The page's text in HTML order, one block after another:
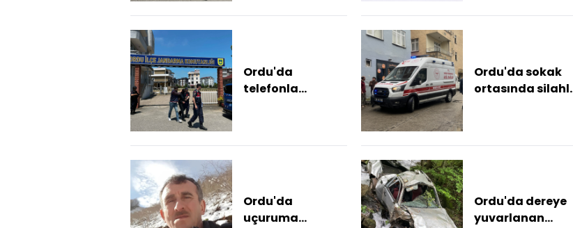
Ordu'da
telefonla
Ordu'da sokak
ortasında silahlı
Ordu'da
uçuruma
Ordu'da dereye
yuvarlanan